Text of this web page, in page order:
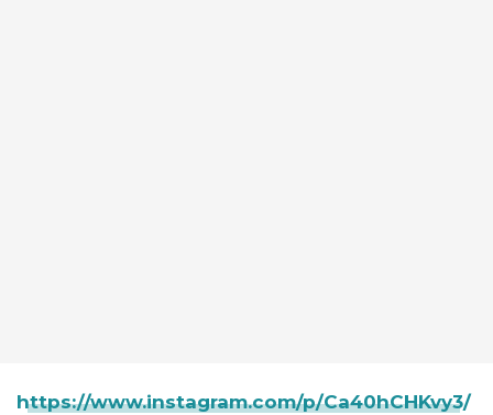
https://www.instagram.com/p/Ca40hCHKvy3/